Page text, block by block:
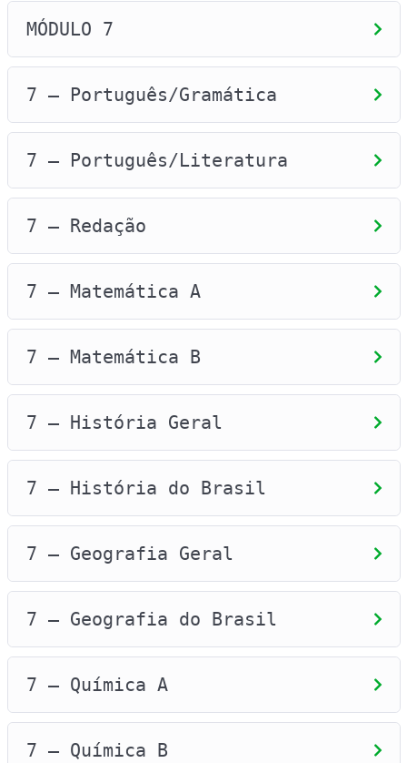
MÓDULO 7
7 – Português/Gramática
7 – Português/Literatura
7 – Redação
7 – Matemática A
7 – Matemática B
7 – História Geral
7 – História do Brasil
7 – Geografia Geral
7 – Geografia do Brasil
7 – Química A
7 – Química B